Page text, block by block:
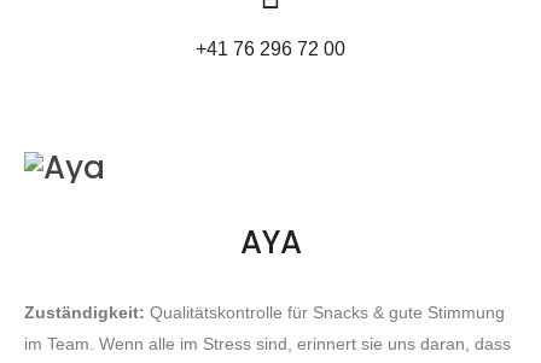
+41 76 296 72 00
AYA
Zuständigkeit: Qualitätskontrolle für Snacks & gute Stimmung
im Team. Wenn alle im Stress sind, erinnert sie uns daran, dass